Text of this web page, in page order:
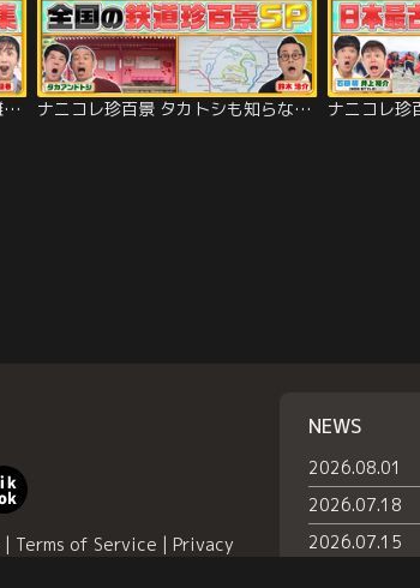
ナニコレ珍百景 世界が注目する離島＆田舎町！不思議なものだらけの学校珍百景SP（2025/11/09放送分） ナニコレ珍百景 タカトシも知らない北海道の離島の魅力＆日本全国の鉄道珍百景SP（2025/11/02放送分）
NEWS
2026.08.01
2026.07.18
2026.07.15
| Terms of Service | Privacy